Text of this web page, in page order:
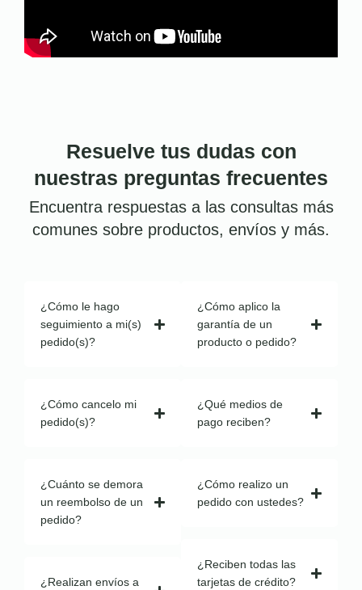
Resuelve tus dudas con
nuestras preguntas frecuentes
Encuentra respuestas a las consultas más
comunes sobre productos, envíos y más.
¿Cómo le hago
seguimiento a mi(s)
pedido(s)?
¿Cómo cancelo mi
pedido(s)?
¿Cuánto se demora
un reembolso de un
pedido?
¿Realizan envíos a
¿Cómo aplico la
garantía de un
producto o pedido?
¿Qué medios de
pago reciben?
¿Cómo realizo un
pedido con ustedes?
¿Reciben todas las
tarjetas de crédito?